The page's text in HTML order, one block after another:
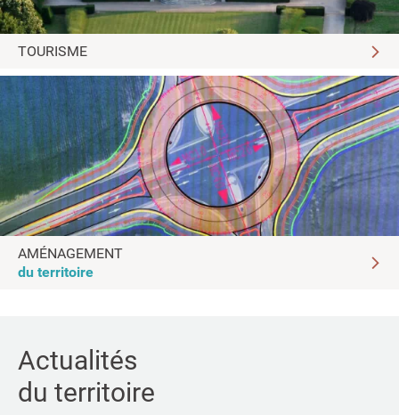
TOURISME
AMÉNAGEMENT
du territoire
Actualités
du territoire